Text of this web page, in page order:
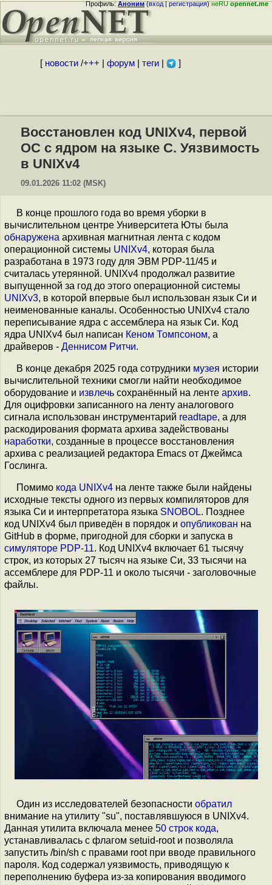
Профиль:Аноним(вход|регистрация)неRUopennet.me
[ новости/+++ форум| теги| ]
Восстановлен код UNIXv4, первой
ОС с ядром на языке C. Уязвимость
в UNIXv4
09.01.2026 11:02 (MSK)
В конце прошлого года во время уборки в
вычислительном центре Университета Юты была
обнаружена архивная магнитная лента с кодом
операционной системы UNIXv4, которая была
разработана в 1973 году для ЭВМ PDP-11/45 и
считалась утерянной. UNIXv4 продолжал развитие
выпущенной за год до этого операционной системы
UNIXv3, в которой впервые был использован язык Си и
неименованные каналы. Особенностью UNIXv4 стало
переписывание ядра с ассемблера на язык Си. Код
ядра UNIXv4 был написан Кеном Томпсоном, а
драйверов - Деннисом Ритчи.
В конце декабря 2025 года сотрудники музея истории
вычислительной техники смогли найти необходимое
оборудование и извлечь сохранённый на ленте архив.
Для оцифровки записанного на ленту аналогового
сигнала использован инструментарий readtape, а для
раскодирования формата архива задействованы
наработки, созданные в процессе восстановления
архива с реализацией редактора Emacs от Джеймса
Гослинга.
Помимо кода UNIXv4 на ленте также были найдены
исходные тексты одного из первых компиляторов для
языка Си и интерпретатора языка SNOBOL. Позднее
код UNIXv4 был приведён в порядок и опубликован на
GitHub в форме, пригодной для сборки и запуска в
симуляторе PDP-11. Код UNIXv4 включает 61 тысячу
строк, из которых 27 тысяч на языке Си, 33 тысячи на
ассемблере для PDP-11 и около тысячи - заголовочные
файлы.
Один из исследователей безопасности обратил
внимание на утилиту "su", поставлявшуюся в UNIXv4.
Данная утилита включала менее 50 строк кода,
устанавливалась с флагом setuid-root и позволяла
запустить /bin/sh с правами root при вводе правильного
пароля. Код содержал уязвимость, приводящую к
переполнению буфера из-за копирования вводимого